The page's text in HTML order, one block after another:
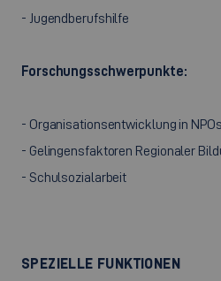
- Jugendberufshilfe
Forschungsschwerpunkte:
- Organisationsentwicklung in NPOs
- Gelingensfaktoren Regionaler
- Schulsozialarbeit
SPEZIELLE FUNKTIONEN